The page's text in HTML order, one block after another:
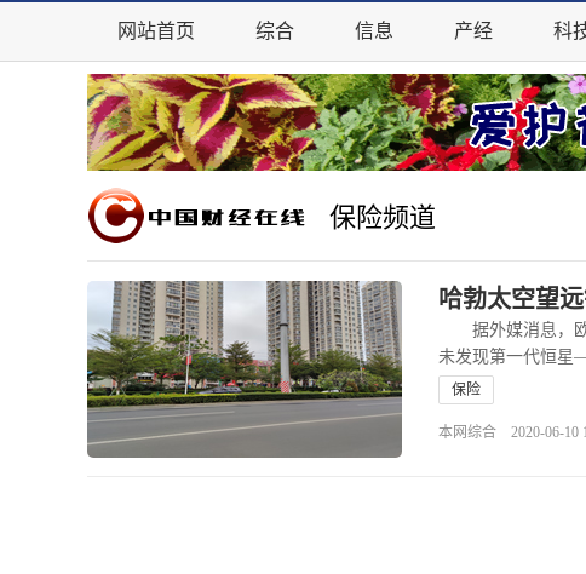
网站首页 综合 信息 产经 科
保险频道
哈勃太空望
据外媒消息，欧
未发现第一代恒星
早……
保险
本网综合 2020-06-10